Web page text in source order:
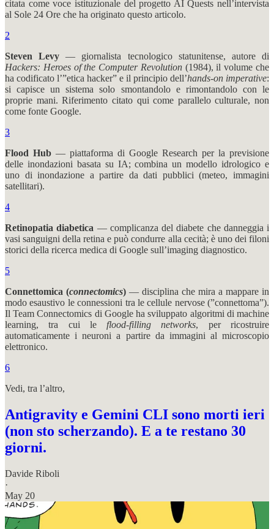
citata come voce istituzionale del progetto AI Quests nell’intervista
al Sole 24 Ore che ha originato questo articolo.
2
Steven Levy — giornalista tecnologico statunitense, autore di
Hackers: Heroes of the Computer Revolution(1984), il volume che
ha codificato l’”etica hacker” e il principio dell’hands-on imperative:
si capisce un sistema solo smontandolo e rimontandolo con le
proprie mani. Riferimento citato qui come parallelo culturale, non
come fonte Google.
3
Flood Hub — piattaforma di Google Research per la previsione
delle inondazioni basata su IA; combina un modello idrologico e
uno di inondazione a partire da dati pubblici (meteo, immagini
satellitari).
4
Retinopatia diabetica — complicanza del diabete che danneggia i
vasi sanguigni della retina e può condurre alla cecità; è uno dei filoni
storici della ricerca medica di Google sull’imaging diagnostico.
5
Connettomica (connectomics) — disciplina che mira a mappare in
modo esaustivo le connessioni tra le cellule nervose (”connettoma”).
Il Team Connectomics di Google ha sviluppato algoritmi di machine
learning, tra cui le flood-filling networks, per ricostruire
automaticamente i neuroni a partire da immagini al microscopio
elettronico.
6
Vedi, tra l’altro,
Antigravity e Gemini CLI sono morti ieri
(non sto scherzando). E a te restano 30
giorni.
Davide Riboli
·
May 20